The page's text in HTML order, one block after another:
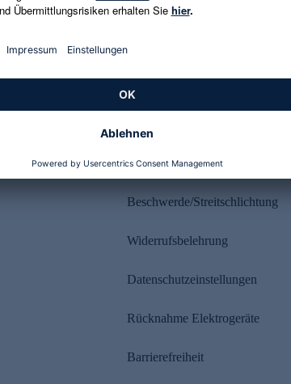
Rechtliches
Beschwerde/Streitschlichtung
Widerrufsbelehrung
Datenschutzeinstellungen
Rücknahme Elektrogeräte
Barrierefreiheit